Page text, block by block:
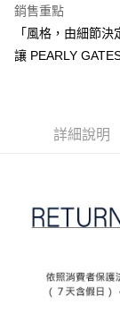
法說明評估內容。
1.分期款項不併入電
醒簡訊。
1.本服務係由「台
由本公司與您本人
３．安心：先確認商
【「AFTEE先享後
１．於結帳方式選擇
ATM／網路銀行／
※ 請注意：結帳手
是否繳費成功／繳
客戶支援中心」
１．透過由恩沛科
易，需依本服務之
全家取貨付款
萊爾富取貨付款
免運費
免運費
銷售重點
「風格，由細節決
讓 PEARLY
詳細說明